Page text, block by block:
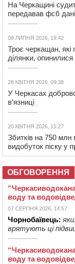
На Черкащині
передавав фсб
08 ЛИПНЯ 2026, 19:42
Троє черкащан, які
ділянки, опинилися
28 КВІТНЯ 2026, 09:38
У Черкасах
в’язниці
20 КВІТНЯ 2026, 15:27
Збитків на 750 млн
видобуток піску у
ОБГОВОРЕННЯ
воду та
07 СЕРПНЯ 2026, 14:57
Чорнобаївець:
врятують ці
воду та